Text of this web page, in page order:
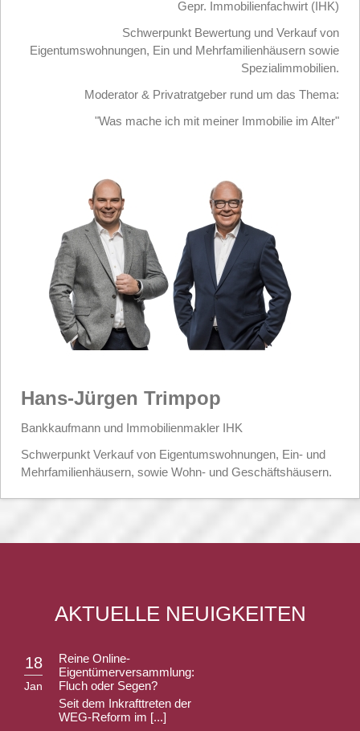
Gepr. Immobilienfachwirt (IHK)
Schwerpunkt Bewertung und Verkauf von
Eigentumswohnungen, Ein und Mehrfamilienhäusern sowie
Spezialimmobilien.
Moderator & Privatratgeber rund um das Thema:
"Was mache ich mit meiner Immobilie im Alter"
Hans-Jürgen Trimpop
Bankkaufmann und Immobilienmakler IHK
Schwerpunkt Verkauf von Eigentumswohnungen, Ein- und
Mehrfamilienhäusern, sowie Wohn- und Geschäftshäusern.
AKTUELLE NEUIGKEITEN
18
Jan
Reine Online-
Eigentümerversammlung:
Fluch oder Segen?
Seit dem Inkrafttreten der
WEG-Reform im [...]